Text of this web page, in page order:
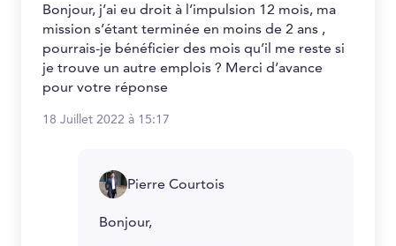
Bonjour, j’ai eu droit à l’impulsion 12 mois, ma
mission s’étant terminée en moins de 2 ans ,
pourrais-je bénéficier des mois qu’il me reste si
je trouve un autre emplois ? Merci d’avance
pour votre réponse
18 Juillet 2022 à 15:17
Pierre Courtois
Bonjour,